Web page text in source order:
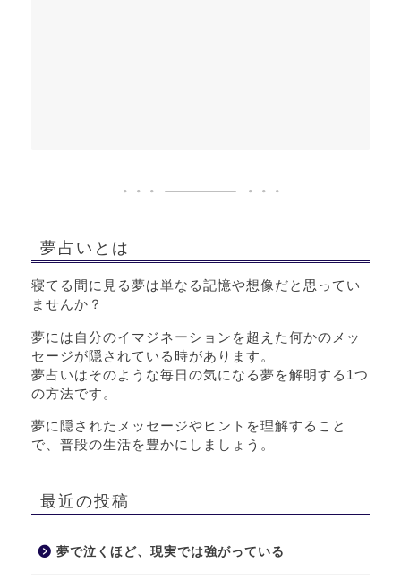
夢占いとは
寝てる間に見る夢は単なる記憶や想像だと思ってい
ませんか？
夢には自分のイマジネーションを超えた何かのメッ
セージが隠されている時があります。
夢占いはそのような毎日の気になる夢を解明する1つ
の方法です。
夢に隠されたメッセージやヒントを理解すること
で、普段の生活を豊かにしましょう。
最近の投稿
夢で泣くほど、現実では強がっている